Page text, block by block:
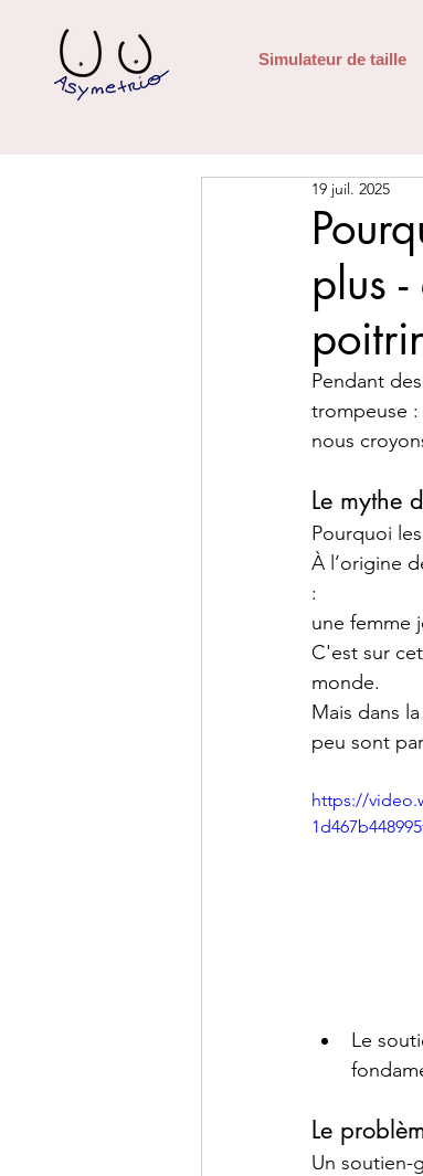
Simulateur de taille
plus
19 juil. 2025
Pendant
trompeuse :
nous
Le mythe
Pourquoi
À l’origine
:
une femme
C'est sur
monde.
Mais dans
peu sont
https://
Le
Le
Un soutien-